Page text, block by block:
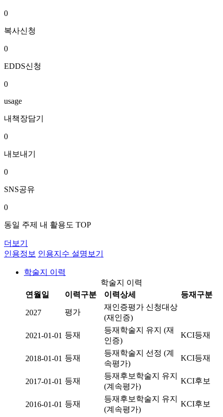
0
복사신청
0
EDDS신청
0
usage
내책장담기
0
내보내기
0
SNS공유
0
동일 주제 내 활용도 TOP
더보기
인용정보 인용지수 설명보기
학술지 이력
학술지 이력
연월일
이력구분 이력상세 등재구분
2027 평가
재인증평가 신청대상
(재인증)
2021-01-01 등재
등재학술지 유지 (재
인증)
KCI등재
2018-01-01 등재
등재학술지 선정 (계
속평가)
KCI등재
2017-01-01 등재
등재후보학술지 유지
(계속평가)
KCI후보
2016-01-01 등재
등재후보학술지 유지
(계속평가)
KCI후보